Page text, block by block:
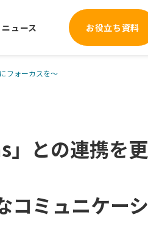
ニュース お役立ち資料
フォーカスを～
」との連携を更
コミュニケーシ